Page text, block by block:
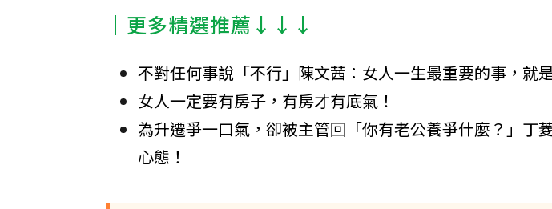
│更多精選推薦↓↓↓
不對任何事說「不行」陳文茜：女人一生最重要的事，就
女人一定要有房子，有房才有底氣！
為升遷爭一口氣，卻被主管回「你有老公養爭什麼？」丁
心態！